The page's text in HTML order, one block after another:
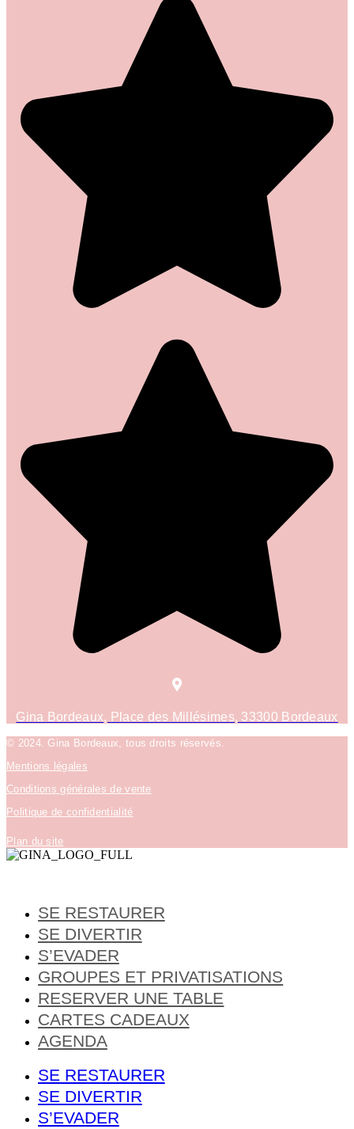
Gina Bordeaux, Place des Millésimes, 33300 Bordeaux
© 2024. Gina Bordeaux, tous droits réservés.
Mentions légales
Conditions générales de vente
Politique de confidentialité
Plan du site
SE RESTAURER
SE DIVERTIR
S’EVADER
GROUPES ET PRIVATISATIONS
RESERVER UNE TABLE
CARTES CADEAUX
AGENDA
SE RESTAURER
SE DIVERTIR
S’EVADER